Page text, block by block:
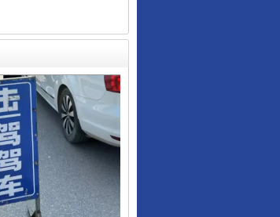
查获能处罚吗